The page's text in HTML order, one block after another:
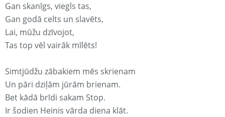
Gan skanīgs, viegls tas,
Gan godā celts un slavēts,
Lai, mūžu dzīvojot,
Tas top vēl vairāk mīlēts!
Simtjūdžu zābakiem mēs skrienam
Un pāri dziļām jūrām brienam.
Bet kādā brīdi sakam Stop.
Ir šodien Heinis vārda diena klāt.